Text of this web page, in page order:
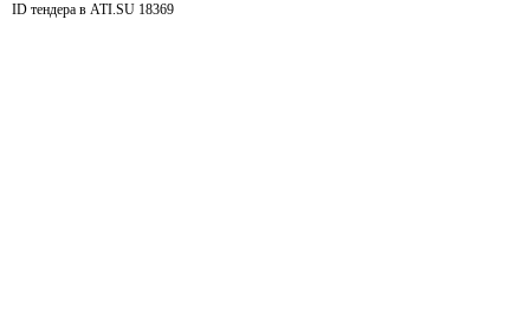
ID тендера в ATI.SU 18369